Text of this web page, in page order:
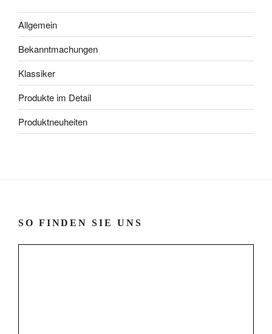
Allgemein
Bekanntmachungen
Klassiker
Produkte im Detail
Produktneuheiten
SO FINDEN SIE UNS